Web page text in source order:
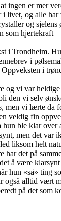
ingen er mer
i livet, og alle
og sjelens
som hjertekraft
i Trondheim.
i
i
og vi var
den vi selv
men vi lærte da
veldig fin
ble klar over
men det var
liksom helt
har det på
å være
hun «så» ting
også alltid vært
på det som